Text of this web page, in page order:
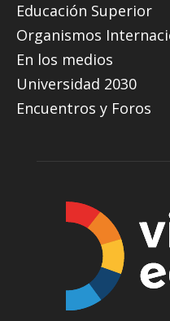
Educación Superior
Organismos
En los medios
Universidad 2030
Encuentros y Foros